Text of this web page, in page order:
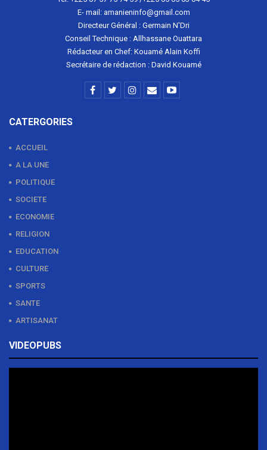
E- mail: amanieninfo@gmail.com
Directeur Général : Germain N'Dri
Conseil Technique : Allhassane Ouattara
Rédacteur en Chef: Kouamé Alain Koffi
Secrétaire de rédaction : David Kouamé
CATERGORIES
ACCUEIL
A LA UNE
POLITIQUE
SOCIETE
ECONOMIE
RELIGION
EDUCATION
CULTURE
SPORTS
SANTE
ARTISANAT
VIDEOPUBS